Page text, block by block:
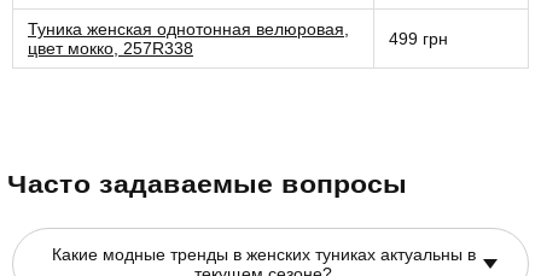
Туника женская однотонная велюровая,
цвет мокко, 257R338
499 грн
Часто задаваемые вопросы
Какие модные тренды в женских туниках актуальны в